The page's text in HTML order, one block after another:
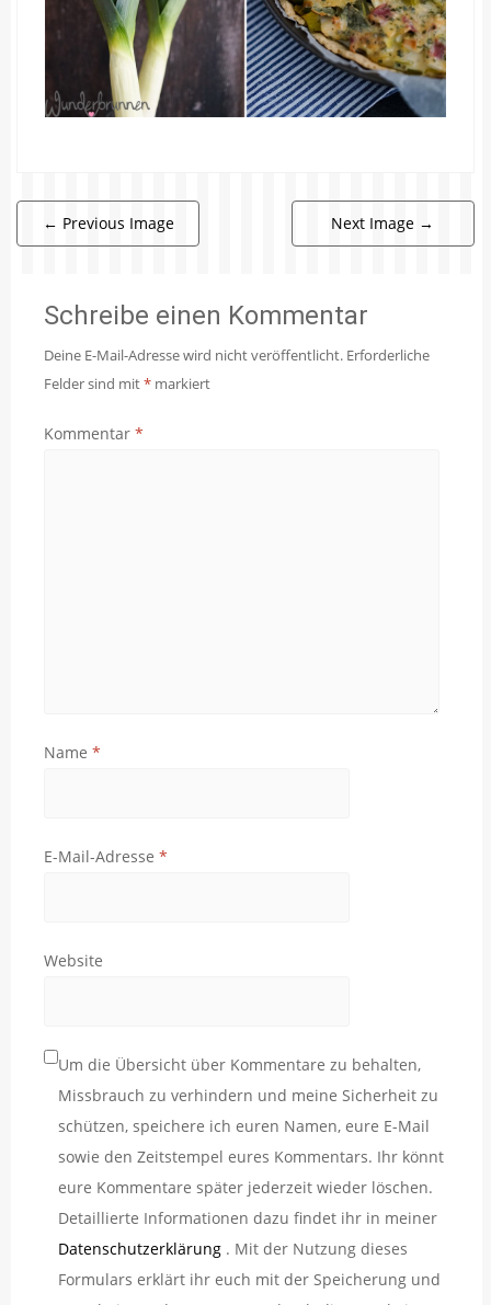
← Previous Image Next Image →
Schreibe einen Kommentar
Deine E-Mail-Adresse wird nicht veröffentlicht. Erforderliche
Felder sind mit* markiert
Kommentar *
Name *
E-Mail-Adresse *
Website
Um die Übersicht über Kommentare zu behalten,
Missbrauch zu verhindern und meine Sicherheit zu
schützen, speichere ich euren Namen, eure E-Mail
sowie den Zeitstempel eures Kommentars. Ihr könnt
eure Kommentare später jederzeit wieder löschen.
Detaillierte Informationen dazu findet ihr in meiner
Datenschutzerklärung . Mit der Nutzung dieses
Formulars erklärt ihr euch mit der Speicherung und